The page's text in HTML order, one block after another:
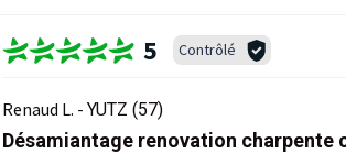
5 Contrôlé
Renaud L. - YUTZ (57)
Désamiantage renovation